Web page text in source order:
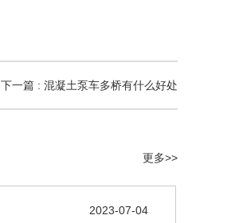
下一篇 : 混凝土泵车多桥有什么好处
更多>>
2023-07-04